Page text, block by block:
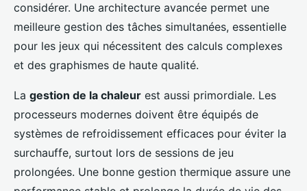
considérer. Une architecture avancée permet une
meilleure gestion des tâches simultanées, essentielle
pour les jeux qui nécessitent des calculs complexes
et des graphismes de haute qualité.
La gestion de la chaleur est aussi primordiale. Les
processeurs modernes doivent être équipés de
systèmes de refroidissement efficaces pour éviter la
surchauffe, surtout lors de sessions de jeu
prolongées. Une bonne gestion thermique assure une